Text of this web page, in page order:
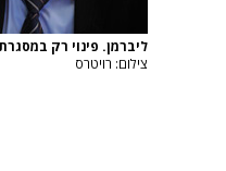
ליברמן. פינוי רק
צילום: רויטרס